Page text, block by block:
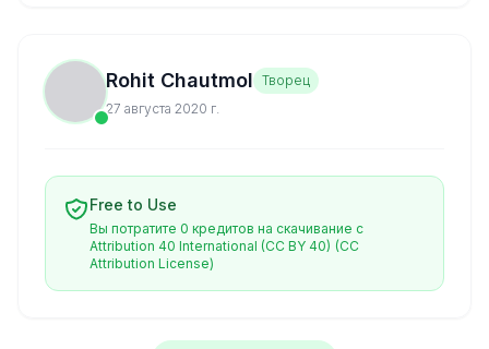
Rohit Chautmol Творец
27 августа 2020 г.
Free to Use
Вы потратите 0 кредитов на скачивание с
Attribution 40 International (CC BY 40) (CC
Attribution License)